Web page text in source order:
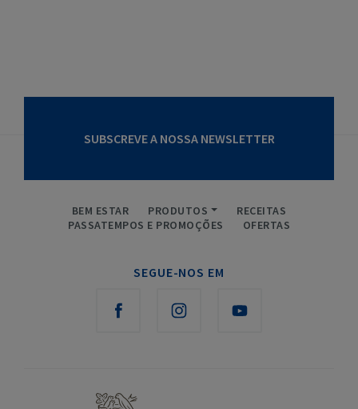
SUBSCREVE A NOSSA NEWSLETTER
BEM ESTAR PRODUTOS
RECEITAS
PASSATEMPOS E PROMOÇÕES
OFERTAS
SEGUE-NOS EM